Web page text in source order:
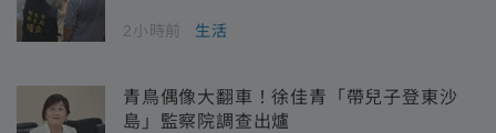
2小時前 生活
青鳥偶像大翻車！徐佳青「帶兒子登東沙
島」監察院調查出爐